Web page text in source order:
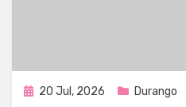
Publicada
20 Jul, 2026 Durango